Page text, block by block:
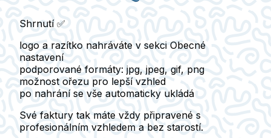
Shrnutí ✅
logo a razítko nahráváte v sekci Obecné
nastavení
podporované formáty: jpg, jpeg, gif, png
možnost ořezu pro lepší vzhled
po nahrání se vše automaticky ukládá
Své faktury tak máte vždy připravené s
profesionálním vzhledem a bez starostí.